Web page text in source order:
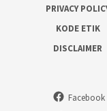
PRIVACY
KODE ETIK
DISCLAIMER
Facebook